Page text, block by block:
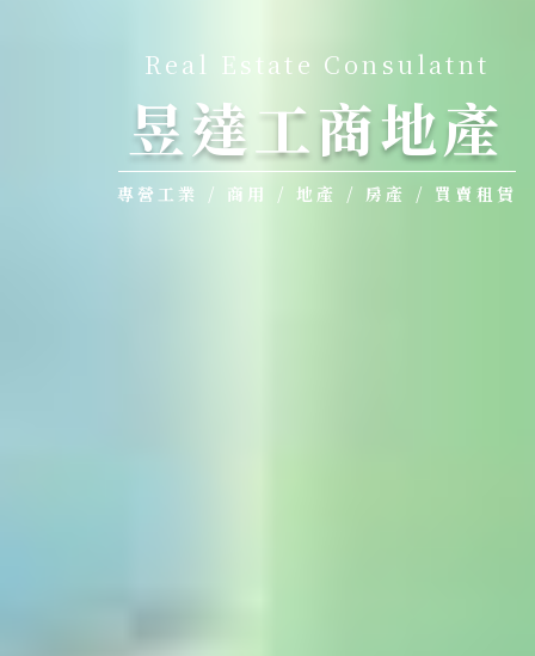
Real Estate Consulatnt
昱達工商地產
專營工業 / 商用 / 地產 / 房產 / 買賣租賃